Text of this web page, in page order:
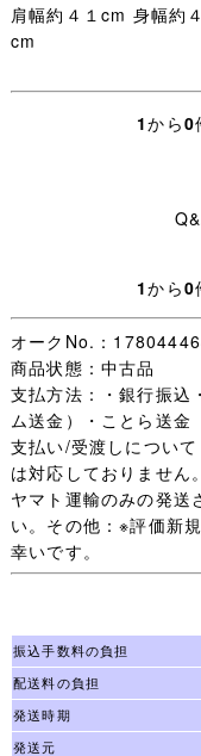
肩幅約４１cm 身幅約
cm
△▽発送方法 送料△▽
★サイズは素人採寸の
★ノークレームノーリ
1から0
1から0
オークNo.：
商品状態：中古品
支払方法：・銀行振込
ム送金）・ことら送金
支払い/受渡しについ
は対応しておりません
ヤマト運輸のみの発送
い。その他：※評価新
幸いです。
振込手数料の負担
配送料の負担
発送時期
発送元